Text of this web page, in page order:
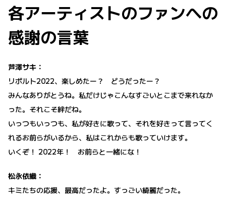
各アーティストのファンへの
感謝の言葉
芦澤サキ：
リボルト2022、楽しめたー？ どうだったー？
みんなありがとうね。私だけじゃこんなすごいとこまで来れなか
った。それこそ絆だね。
いっつもいっつも、私が好きに歌って、それを好きって言ってく
れるお前らがいるから、私はこれからも歌っていけます。
いくぞ！ 2022年！ お前らと一緒にな！
松永依織：
キミたちの応援、最高だったよ。すっごい綺麗だった。